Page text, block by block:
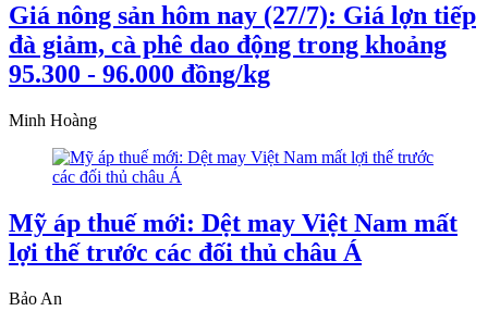
Giá nông sản hôm nay (27/7): Giá lợn tiếp
đà giảm, cà phê dao động trong khoảng
95.300 - 96.000 đồng/kg
Minh Hoàng
Mỹ áp thuế mới: Dệt may Việt Nam mất
lợi thế trước các đối thủ châu Á
Bảo An